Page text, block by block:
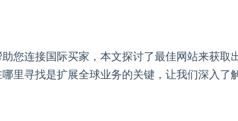
您连接国际买家，本文探讨了最佳网站来获取
里寻找是扩展全球业务的关键，让我们深入了